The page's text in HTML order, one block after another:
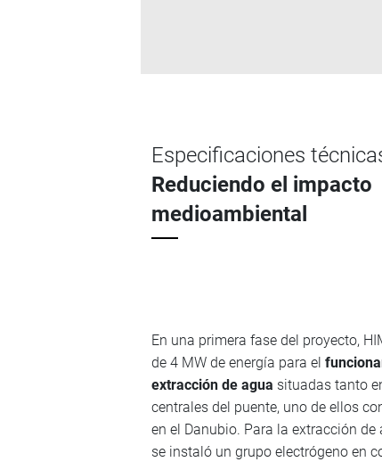
Especificaciones
Reduciendo el impacto
medioambiental
En una primera fase del proyecto,
de 4 MW de energía para el
extracción de agua situadas tanto
centrales del puente, uno de ellos
en el Danubio. Para la extracción
se instaló un grupo electrógeno en